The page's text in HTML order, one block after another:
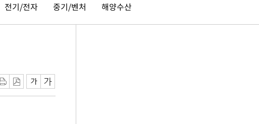
전기/전자 중기/벤처 해양수산